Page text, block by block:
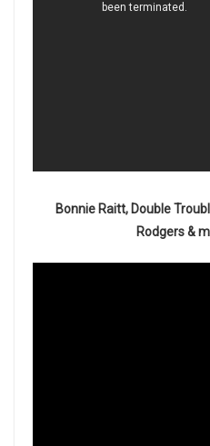
Bonnie Raitt, Double
Rodgers &